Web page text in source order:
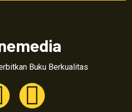
Buku Berkualitas